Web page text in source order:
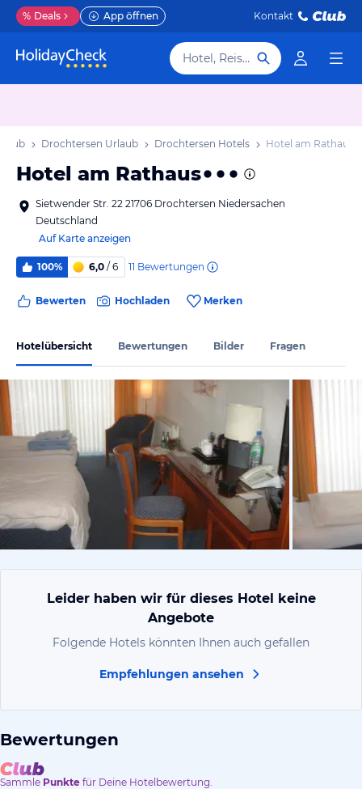
% Deals App öffnen Kontakt
Hotel, Reiseziel
Drochtersen Urlaub Drochtersen Hotels Hotel am Rathaus
Hotel am Rathaus
Sietwender Str. 22 21706 Drochtersen Niedersachen
Deutschland
Auf Karte anzeigen
100% 6,0 / 6 11 Bewertungen
Bewerten Hochladen Merken
Hotelübersicht Bewertungen Bilder Fragen
von Jens,
Leider haben wir für dieses Hotel keine
Angebote
Folgende Hotels könnten Ihnen auch gefallen
Empfehlungen ansehen
Bewertungen
Sammle Punkte für Deine Hotelbewertung.